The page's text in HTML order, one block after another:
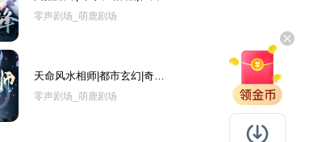
默热血古武玄幻爽文
零声剧场_萌鹿剧场
天命风水相师|都市玄幻|奇葩
搞笑多人有声剧
零声剧场_萌鹿剧场